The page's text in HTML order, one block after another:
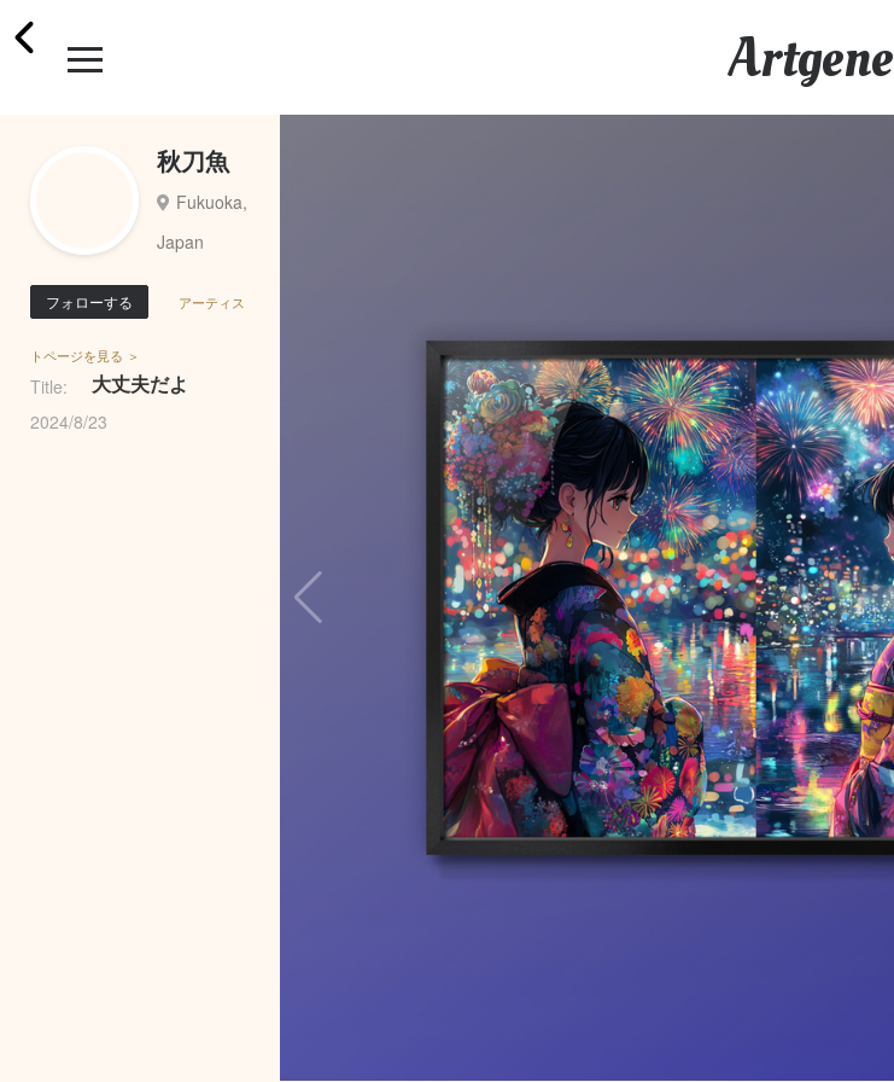
Artgene
秋刀魚
Fukuoka,
Japan
フォローする アーティス
トページを見る ＞
Title: 大丈夫だよ
2024/8/23